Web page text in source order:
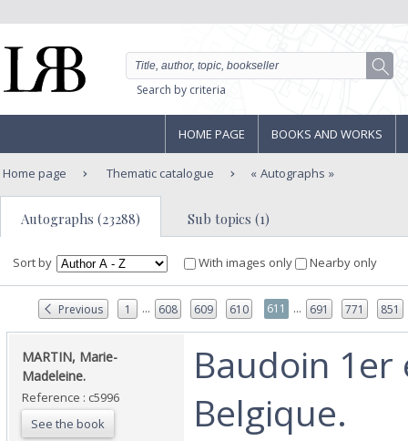
Search by criteria
HOME PAGE BOOKS AND WORKS
Home page Thematic catalogue Autographs
Autographs (23288) Sub topics (1)
Sort by With images only Nearby only
Previous 1 ... 608 609 610 611 ... 691 771 851
‎MARTIN, Marie-
Madeleine.‎
Reference : c5996
See the book
‎Baudoin 1er
Belgique.‎